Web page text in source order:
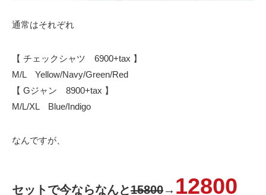
通常はそれぞれ
【 チェックシャツ 6900+tax 】
M/L Yellow/Navy/Green/Red
【 Gジャン 8900+tax 】
M/L/XL Blue/Indigo
なんですが、
セットで今ならなんと15800→ 12800